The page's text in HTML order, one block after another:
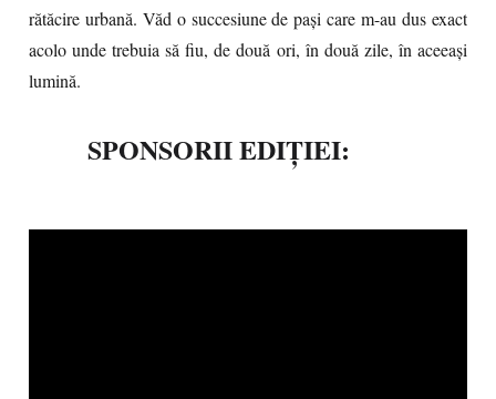
rătăcire urbană. Văd o succesiune de pași care m-au dus exact
acolo unde trebuia să fiu, de două ori, în două zile, în aceeași
lumină.
SPONSORII EDIȚIEI: